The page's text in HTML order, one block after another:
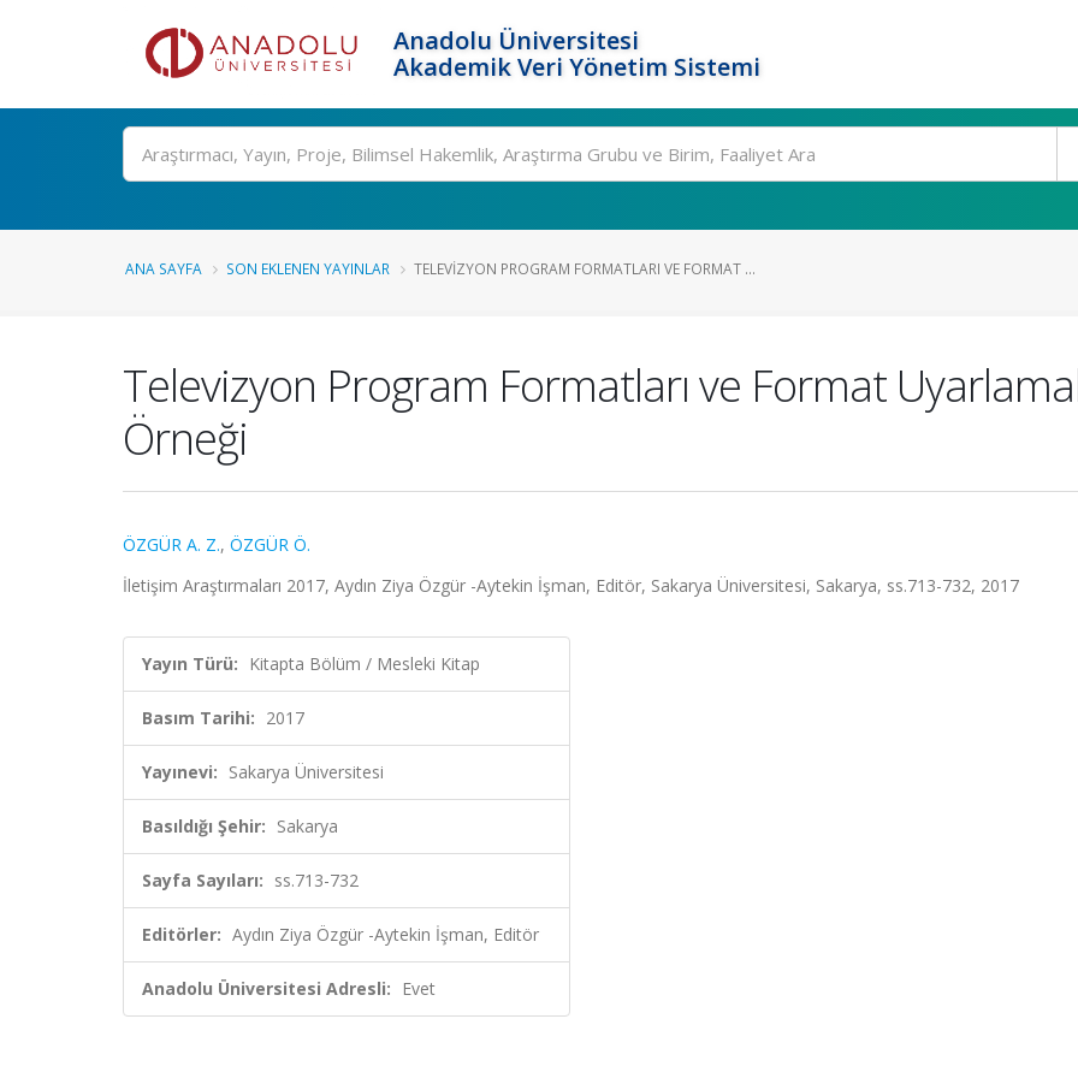
Anadolu Üniversitesi
Akademik Veri Yönetim Sistemi
Ara
ANA SAYFA SON EKLENEN YAYINLAR TELEVIZYON PROGRAM FORMATLARI VE FORMAT ...
Televizyon Program Formatları ve Format
Örneği
ÖZGÜR A. Z., ÖZGÜR Ö.
İletişim Araştırmaları 2017, Aydın Ziya Özgür -Aytekin İşman, Editör, Sakarya Üniversitesi, Sakarya, ss.713-732, 2017
Yayın Türü: Kitapta Bölüm / Mesleki Kitap
Basım Tarihi: 2017
Yayınevi: Sakarya Üniversitesi
Basıldığı Şehir: Sakarya
Sayfa Sayıları: ss.713-732
Editörler: Aydın Ziya Özgür -Aytekin İşman, Editör
Anadolu Üniversitesi Adresli: Evet